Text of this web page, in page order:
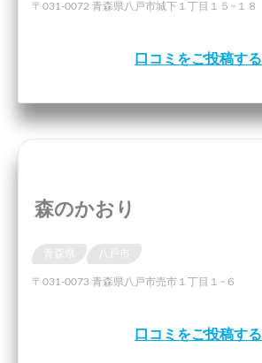
〒031-0072 青森県八戸市城下１丁目１５−１８
口コミをご投稿する
森のかおり
青森県
〒031-0073 青森県八戸市売市１丁目１−６
口コミをご投稿する